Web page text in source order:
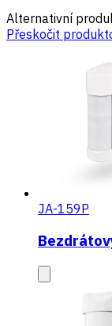
Alternativní
Přeskočit
JA-159P